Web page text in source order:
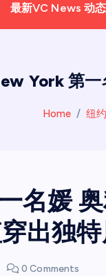
最新VC News 动态
York 第一
Home 纽
名媛
出独
0 Comments